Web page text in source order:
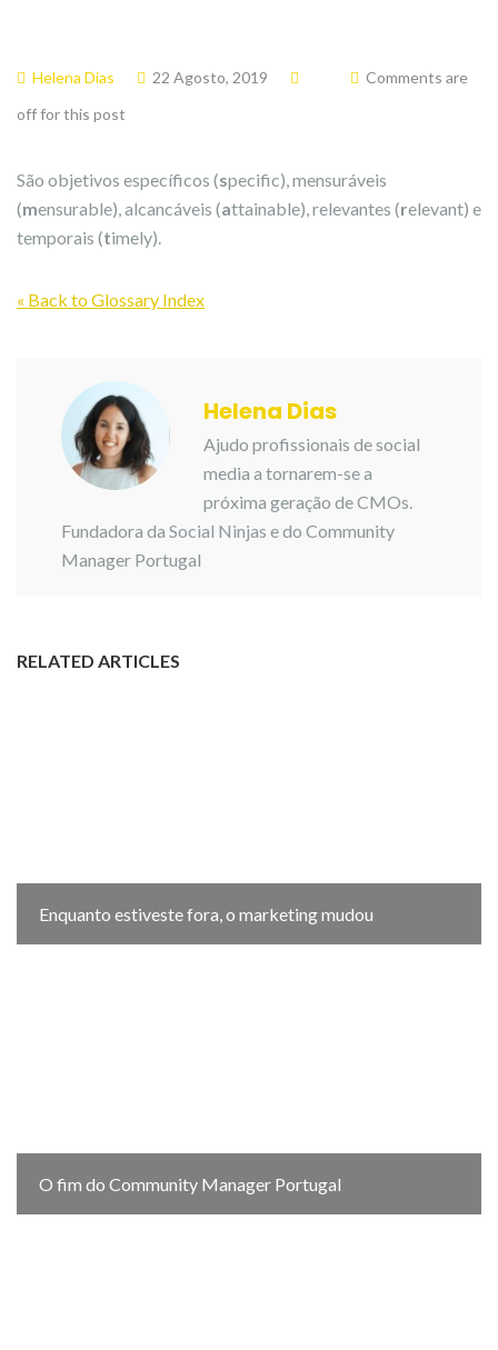
Helena Dias 22 Agosto, 2019
Comments are
off for this post
São objetivos específicos (specific), mensuráveis
(mensurable), alcancáveis (attainable), relevantes (relevant) e
temporais (timely).
« Back to Glossary Index
Helena Dias
Ajudo profissionais de social
media a tornarem-se a
próxima geração de CMOs.
Fundadora da Social Ninjas e do Community
Manager Portugal
RELATED ARTICLES
Enquanto estiveste fora, o marketing mudou
O fim do Community Manager Portugal